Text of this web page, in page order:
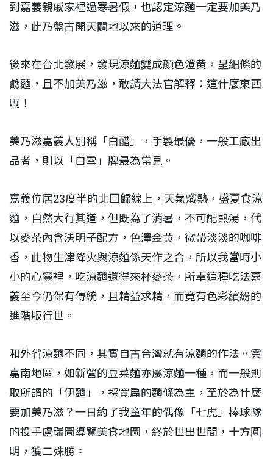
到嘉義親戚家裡過寒暑假，也認定涼麵一定要加美乃
滋，此乃盤古開天闢地以來的道理。
後來在台北發展，發現涼麵變成顏色澄黄，呈細條的
鹼麵，且不加美乃滋，敢請大法官解釋：這什麼東西
啊！
美乃滋嘉義人別稱「白醋」，手製最優，一般工廠出
品者，則以「白雪」牌最為常見。
嘉義位居23度半的北回歸線上，天氣熾熱，盛夏食涼
麵，自然大行其道，但既為了消暑，不可配熱湯，代
以麥茶內含決明子配方，色澤金黄，微帶淡淡的咖啡
香，此物生津降火與涼麵係天作之合，所以我當時小
小的心靈裡，吃涼麵還得來杯麥茶，所幸這種吃法嘉
義至今仍保有傳統，且精益求精，而竟有色彩繽紛的
進階版行世。
和外省涼麵不同，其實自古台灣就有涼麵的作法。雲
嘉南地區，如新營的豆菜麵亦屬涼麵一種，而一般則
取所謂的「伊麵」，採寛扁的麵條為主，至於為什麼
要加美乃滋？一日約了我童年的偶像「七虎」棒球隊
的投手盧瑞圖導覽美食地圖，終於世出世間，十方圓
明，獲二殊勝。